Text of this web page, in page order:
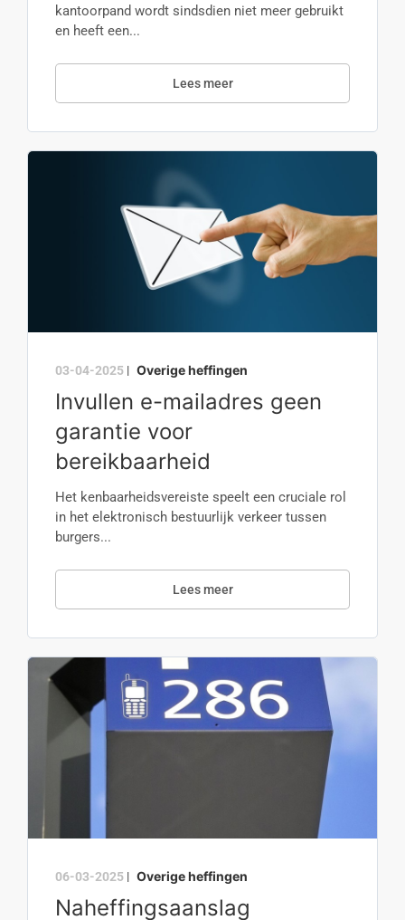
kantoorpand wordt sindsdien niet meer gebruikt
en heeft een...
Lees meer
03-04-2025 | Overige heffingen
Invullen e-mailadres geen
garantie voor
bereikbaarheid
Het kenbaarheidsvereiste speelt een cruciale rol
in het elektronisch bestuurlijk verkeer tussen
burgers...
Lees meer
06-03-2025 | Overige heffingen
Naheffingsaanslag